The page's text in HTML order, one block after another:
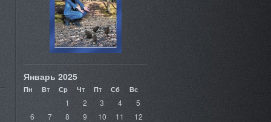
Январь 2025
Пн Вт Ср Чт Пт Сб Вс
1 2 3 4
5
6
7 8 9 10 11
12